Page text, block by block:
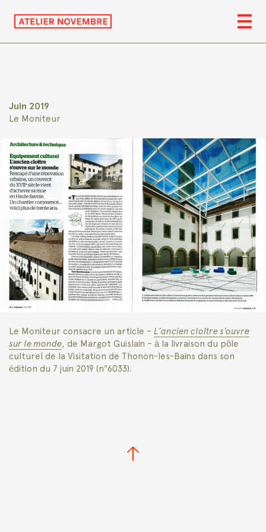
Juin 2019
Le Moniteur
Le Moniteur consacre un article – L’ancien cloître s’ouvre
sur le monde, de Margot Guislain – à la livraison du pôle
culturel de la Visitation de Thonon-les-Bains dans son
édition du 7 juin 2019 (n°6033).